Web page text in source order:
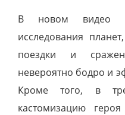
В новом видео
исследования
поездки и
невероятно бодро и
Кроме того, в
кастомизацию